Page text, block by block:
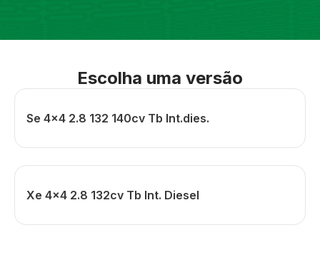
Escolha uma versão
Se 4x4 2.8 132 140cv Tb Int.dies.
Xe 4x4 2.8 132cv Tb Int. Diesel